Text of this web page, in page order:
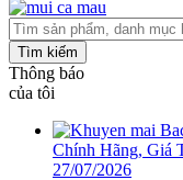
Tìm kiếm
Thông báo
của tôi
Chính Hãng, Giá
27/07/2026